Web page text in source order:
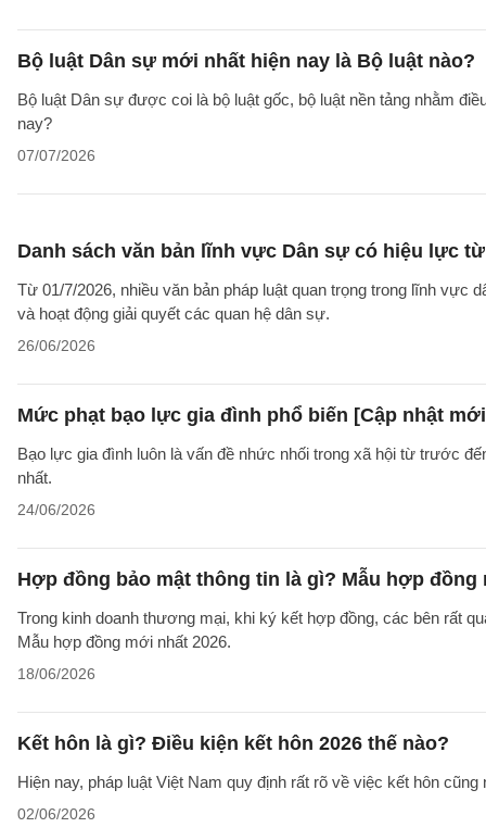
Bộ luật Dân sự mới nhất hiện nay là Bộ luật nào?
Bộ luật Dân sự được coi là bộ luật gốc, bộ luật nền tảng nhằm
nay?
07/07/2026
Danh sách văn bản lĩnh vực Dân sự có hiệu lực từ
Từ 01/7/2026, nhiều văn bản pháp luật quan trọng trong lĩnh
và hoạt động giải quyết các quan hệ dân sự.
26/06/2026
Mức phạt bạo lực gia đình phổ biến [Cập nhật
Bạo lực gia đình luôn là vấn đề nhức nhối trong xã hội từ trước
nhất.
24/06/2026
Hợp đồng bảo mật thông tin là gì? Mẫu hợp đồng
Trong kinh doanh thương mại, khi ký kết hợp đồng, các bên rất
Mẫu hợp đồng mới nhất 2026.
18/06/2026
Kết hôn là gì? Điều kiện kết hôn 2026 thế nào?
Hiện nay, pháp luật Việt Nam quy định rất rõ về việc kết hôn
02/06/2026